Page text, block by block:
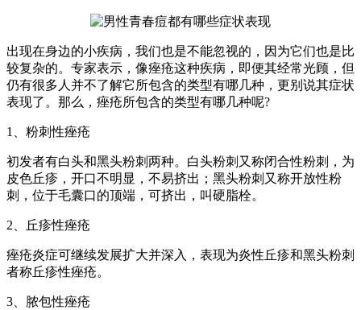
出现在身边的小疾病，我们也是不能忽视的，因为它们也是比
较复杂的。专家表示，像痤疮这种疾病，即便其经常光顾，但
仍有很多人并不了解它所包含的类型有哪几种，更别说其症状
表现了。那么，痤疮所包含的类型有哪几种呢?
1、粉刺性痤疮
初发者有白头和黑头粉刺两种。白头粉刺又称闭合性粉刺，为
皮色丘疹，开口不明显，不易挤出；黑头粉刺又称开放性粉
刺，位于毛囊口的顶端，可挤出，叫硬脂栓。
2、丘疹性痤疮
痤疮炎症可继续发展扩大并深入，表现为炎性丘疹和黑头粉刺
者称丘疹性痤疮。
3、脓包性痤疮